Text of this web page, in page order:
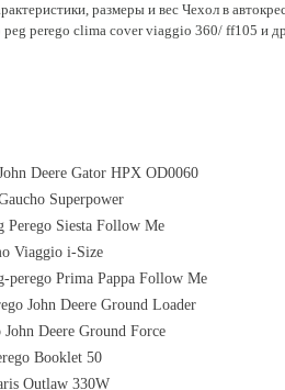
размеры и вес Чехол в
perego clima cover viaggio 360/ ff105 и
Deere Gator HPX OD0060
Superpower
Perego Siesta Follow Me
Viaggio i-Size
perego Prima Pappa Follow Me
John Deere Ground Loader
John Deere Ground Force
Booklet 50
Outlaw 330W